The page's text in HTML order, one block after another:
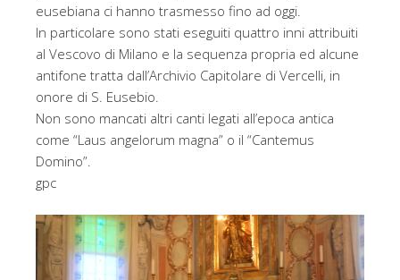
eusebiana ci hanno trasmesso fino ad oggi.
In particolare sono stati eseguiti quattro inni attribuiti
al Vescovo di Milano e la sequenza propria ed alcune
antifone tratta dall’Archivio Capitolare di Vercelli, in
onore di S. Eusebio.
Non sono mancati altri canti legati all’epoca antica
come “Laus angelorum magna” o il “Cantemus
Domino”.
gpc